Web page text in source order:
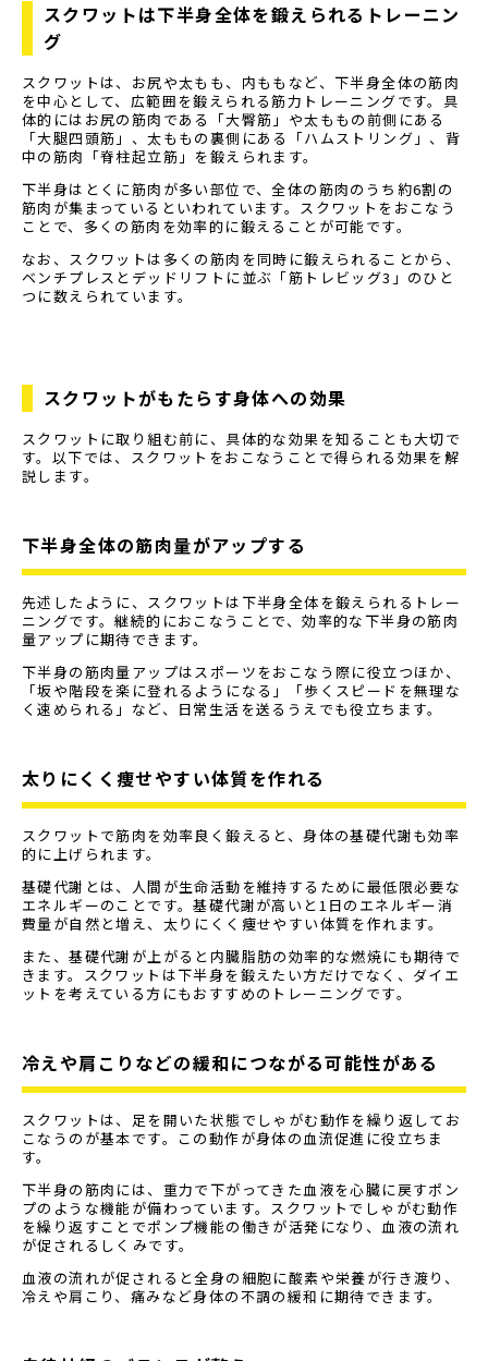
スクワットは下半身全体を鍛えられるトレーニン
グ
スクワットは、お尻や太もも、内ももなど、下半身全体の筋肉
を中心として、広範囲を鍛えられる筋力トレーニングです。具
体的にはお尻の筋肉である「大臀筋」や太ももの前側にある
「大腿四頭筋」、太ももの裏側にある「ハムストリング」、背
中の筋肉「脊柱起立筋」を鍛えられます。
下半身はとくに筋肉が多い部位で、全体の筋肉のうち約6割の
筋肉が集まっているといわれています。スクワットをおこなう
ことで、多くの筋肉を効率的に鍛えることが可能です。
なお、スクワットは多くの筋肉を同時に鍛えられることから、
ベンチプレスとデッドリフトに並ぶ「筋トレビッグ3」のひと
つに数えられています。
スクワットがもたらす身体への効果
スクワットに取り組む前に、具体的な効果を知ることも大切で
す。以下では、スクワットをおこなうことで得られる効果を解
説します。
下半身全体の筋肉量がアップする
先述したように、スクワットは下半身全体を鍛えられるトレー
ニングです。継続的におこなうことで、効率的な下半身の筋肉
量アップに期待できます。
下半身の筋肉量アップはスポーツをおこなう際に役立つほか、
「坂や階段を楽に登れるようになる」「歩くスピードを無理な
く速められる」など、日常生活を送るうえでも役立ちます。
太りにくく痩せやすい体質を作れる
スクワットで筋肉を効率良く鍛えると、身体の基礎代謝も効率
的に上げられます。
基礎代謝とは、人間が生命活動を維持するために最低限必要な
エネルギーのことです。基礎代謝が高いと1日のエネルギー消
費量が自然と増え、太りにくく痩せやすい体質を作れます。
また、基礎代謝が上がると内臓脂肪の効率的な燃焼にも期待で
きます。スクワットは下半身を鍛えたい方だけでなく、ダイエ
ットを考えている方にもおすすめのトレーニングです。
冷えや肩こりなどの緩和につながる可能性がある
スクワットは、足を開いた状態でしゃがむ動作を繰り返してお
こなうのが基本です。この動作が身体の血流促進に役立ちま
す。
下半身の筋肉には、重力で下がってきた血液を心臓に戻すポン
プのような機能が備わっています。スクワットでしゃがむ動作
を繰り返すことでポンプ機能の働きが活発になり、血液の流れ
が促されるしくみです。
血液の流れが促されると全身の細胞に酸素や栄養が行き渡り、
冷えや肩こり、痛みなど身体の不調の緩和に期待できます。